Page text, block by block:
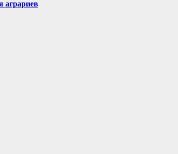
аграриев